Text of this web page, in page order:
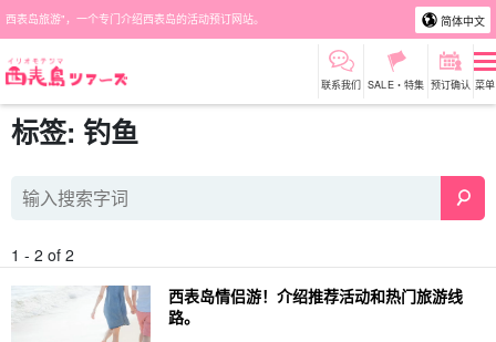
西表岛旅游"，一个专门介绍西表岛的活动预订网站。 简体中文
联系我们 SALE・特集 预订确认 菜单
标签: 钓鱼
1 - 2 of 2
西表岛情侣游！介绍推荐活动和热门旅游线
路。